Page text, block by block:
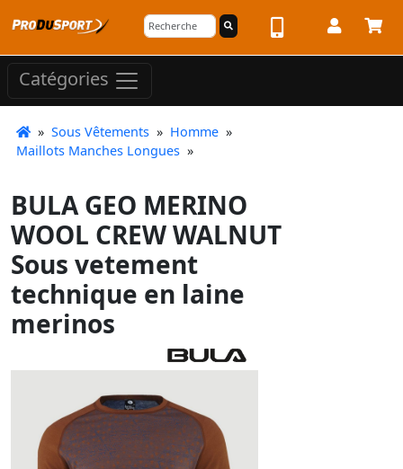
Catégories
» Sous Vêtements » Homme »
Maillots Manches Longues »
BULA GEO MERINO
WOOL CREW WALNUT
Sous vetement
technique en laine
merinos